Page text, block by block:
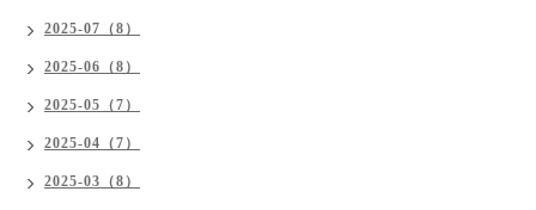
2025-07（8）
2025-06（8）
2025-05（7）
2025-04（7）
2025-03（8）